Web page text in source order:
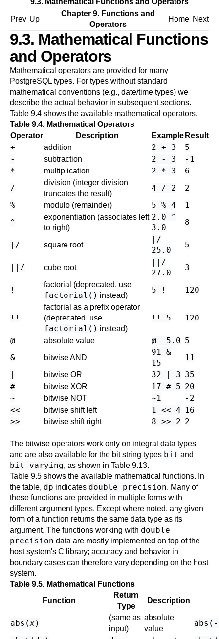
9.3. Mathematical Functions and Operators
Prev Up
Chapter 9. Functions and
Operators
Home Next
9.3. Mathematical Functions
and Operators
Mathematical operators are provided for many
PostgreSQL types. For types without standard
mathematical conventions (e.g., date/time types) we
describe the actual behavior in subsequent sections.
Table 9.4 shows the available mathematical operators.
Table 9.4. Mathematical Operators
Operator
Description Example Result
+ addition 2 + 3
5
-
subtraction 2 - 3
-1
*
multiplication 2 * 3
6
/
division (integer division
truncates the result)
4 / 2
2
%
modulo (remainder) 5 % 4
1
^
exponentiation (associates left
to right)
2.0 ^
3.0
8
|/ square root
|/
25.0
5
||/ cube root
||/
27.0
3
!
factorial (deprecated, use
factorial() instead)
5 ! 120
!!
factorial as a prefix operator
(deprecated, use
factorial() instead)
!! 5 120
@ absolute value @ -5.0 5
&
bitwise AND
91 &
15
11
|
bitwise OR 32 | 3 35
#
bitwise XOR 17 # 5 20
~
bitwise NOT ~1
-2
<<
bitwise shift left 1 << 4 16
>>
bitwise shift right 8 >> 2 2
The bitwise operators work only on integral data types
and are also available for the bit string types bit and
bit varying, as shown in Table 9.13.
Table 9.5 shows the available mathematical functions. In
the table, dp indicates double precision. Many of
these functions are provided in multiple forms with
different argument types. Except where noted, any given
form of a function returns the same data type as its
argument. The functions working with double
precision data are mostly implemented on top of the
host system's C library; accuracy and behavior in
boundary cases can therefore vary depending on the host
system.
Table 9.5. Mathematical Functions
Function
Return
Type
Description
abs(x)
(same as
input)
absolute
value